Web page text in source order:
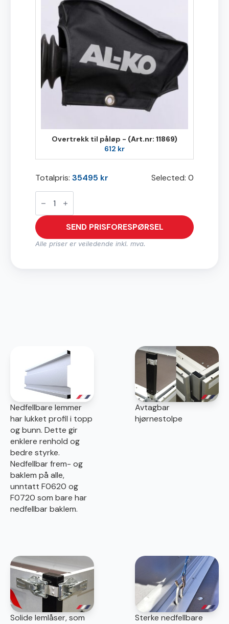
Overtrekk til påløp - (Art.nr: 11869)
612 kr
Totalpris: 35495 kr Selected: 0
D1430N
(1500
antall
SEND PRISFORESPØRSEL
Alle priser er veiledende inkl. mva.
Nedfellbare lemmer
har lukket profil i topp
og bunn. Dette gir
enklere renhold og
bedre styrke.
Nedfellbar frem- og
baklem på alle,
unntatt F0620 og
F0720 som bare har
nedfellbar baklem.
Avtagbar
hjørnestolpe
Solide lemlåser, som
Sterke nedfellbare